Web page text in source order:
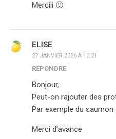
Merciii 🙂
ELISE
27 JANVIER 2026 À 16:21
RÉPONDRE
Bonjour,
Peut-on rajouter des
Par exemple du saumon
Merci d’avance